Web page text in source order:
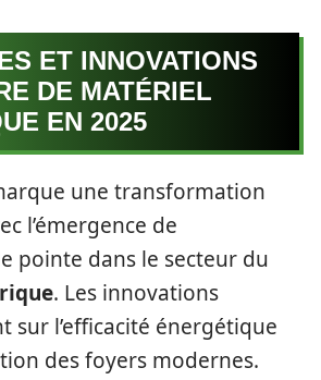
ET INNOVATIONS
DE MATÉRIEL
EN 2025
une transformation
l’émergence de
pointe dans le secteur du
. Les innovations
sur l’efficacité énergétique
des foyers modernes.